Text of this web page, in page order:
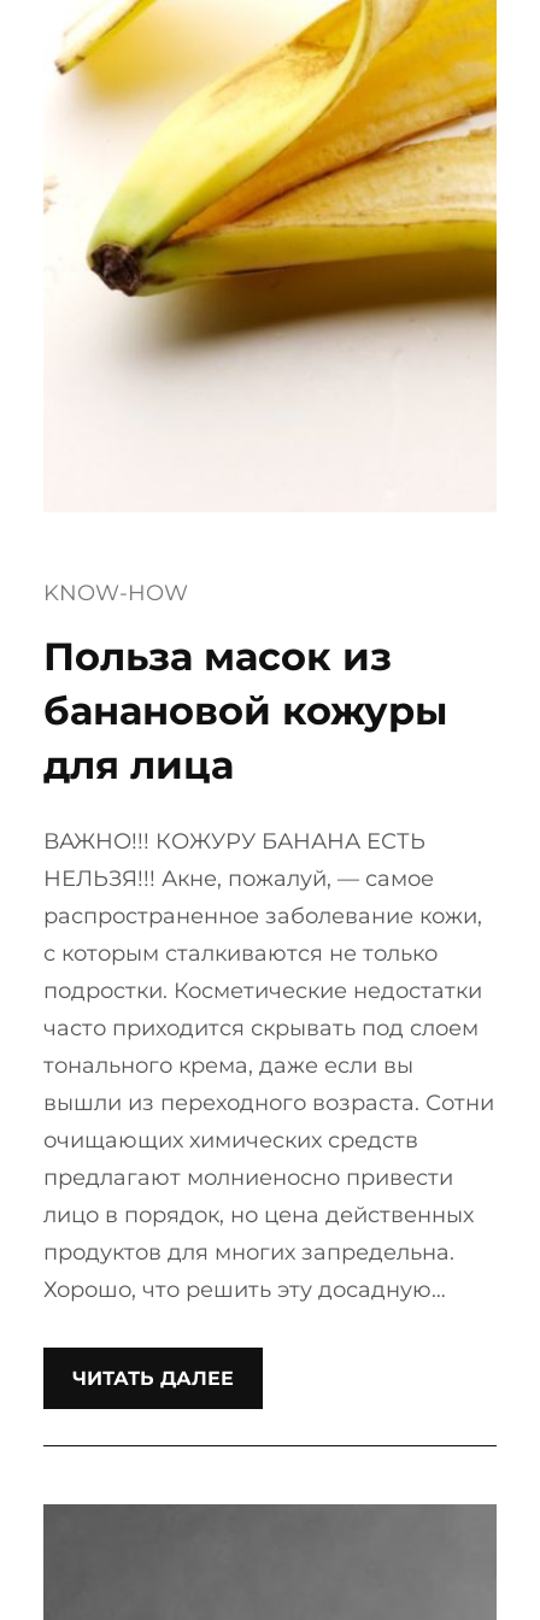
KNOW-HOW
Польза масок из
банановой кожуры
для лица
ВАЖНО!!! КОЖУРУ БАНАНА ЕСТЬ
НЕЛЬЗЯ!!! Акне, пожалуй, — самое
распространенное заболевание кожи,
с которым сталкиваются не только
подростки. Косметические недостатки
часто приходится скрывать под слоем
тонального крема, даже если вы
вышли из переходного возраста. Сотни
очищающих химических средств
предлагают молниеносно привести
лицо в порядок, но цена действенных
продуктов для многих запредельна.
Хорошо, что решить эту досадную…
ЧИТАТЬ ДАЛЕЕ